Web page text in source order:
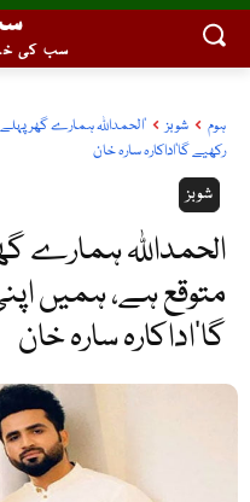
سب کی
ہوم شوبز
'الحمداللہ ہمارے گھر
رکھیے گا'اداکارہ سارہ خان
شوبز
متوقع ہے، ہمیں
گا’اداکارہ سارہ خان